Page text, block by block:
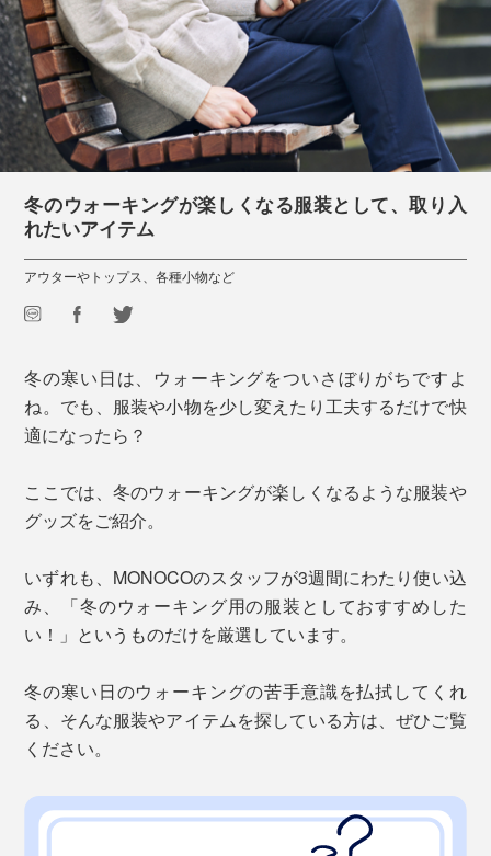
冬のウォーキングが楽しくなる服装として、取り入
れたいアイテム
アウターやトップス、各種小物など
冬の寒い日は、ウォーキングをついさぼりがちですよ
ね。でも、服装や小物を少し変えたり工夫するだけで快
適になったら？
ここでは、冬のウォーキングが楽しくなるような服装や
グッズをご紹介。
いずれも、MONOCOのスタッフが3週間にわたり使い込
み、「冬のウォーキング用の服装としておすすめした
い！」というものだけを厳選しています。
冬の寒い日のウォーキングの苦手意識を払拭してくれ
る、そんな服装やアイテムを探している方は、ぜひご覧
ください。